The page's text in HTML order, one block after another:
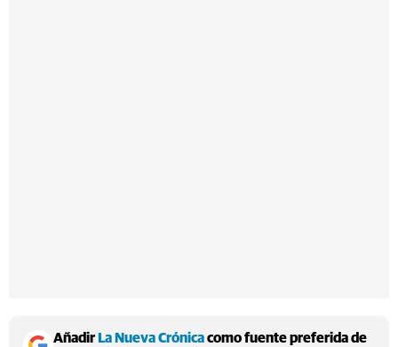
Añadir La Nueva Crónicacomo fuente preferida de